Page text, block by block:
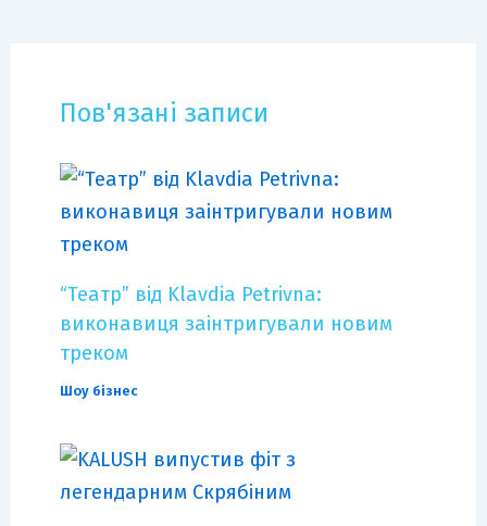
Пов'язані записи
“Театр” від Klavdia Petrivna:
виконавиця заінтригували новим
треком
Шоу бізнес